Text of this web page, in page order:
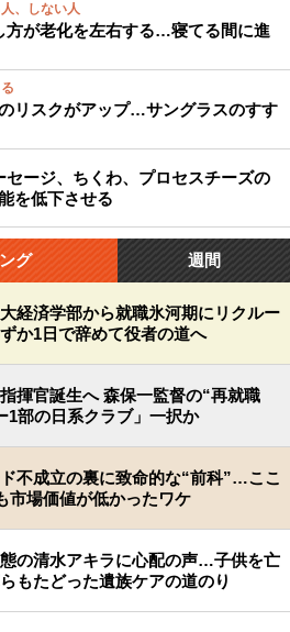
、しない人
方が老化を左右する…寝てる間に進
リスクがアップ…サングラスのすす
セージ、ちくわ、プロセスチーズの
を低下させる
グ 週間
経済学部から就職氷河期にリクルー
か1日で辞めて役者の道へ
揮官誕生へ 森保一監督の“再就職
1部の日系クラブ」一択か
不成立の裏に致命的な“前科”…ここ
市場価値が低かったワケ
の清水アキラに心配の声…子供を亡
もたどった遺族ケアの道のり